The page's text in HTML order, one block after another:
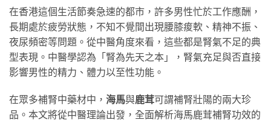
在香港這個生活節奏急速的都市，許多男性忙於工作應酬，
長期處於疲勞狀態，不知不覺間出現腰膝痠軟、精神不振、
夜尿頻密等問題。從中醫角度來看，這些都是腎氣不足的典
型表現。中醫學認為「腎為先天之本」，腎氣充足與否直接
影響男性的精力、體力以至性功能。
在眾多補腎中藥材中， 海馬與鹿茸可謂補腎壯陽的兩大珍
品。本文將從中醫理論出發，全面解析海馬鹿茸補腎功效的